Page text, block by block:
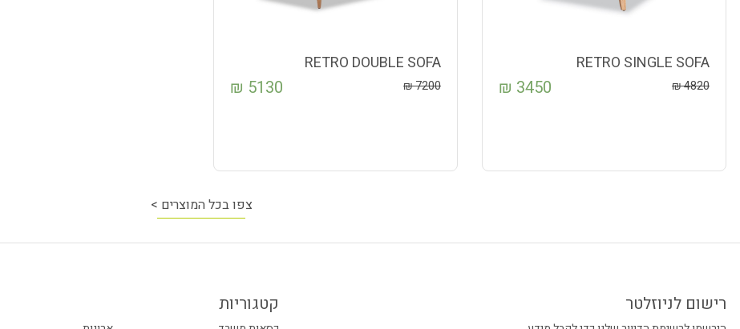
RETRO SINGLE SOFA
4820
₪
3450
₪
RETRO DOUBLE SOFA
7200
₪
5130
₪
צפו בכל המוצרים >
רישום לניוזלטר קטגוריות